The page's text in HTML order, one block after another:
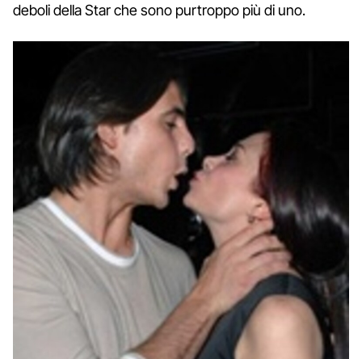
deboli della Star che sono purtroppo più di uno.